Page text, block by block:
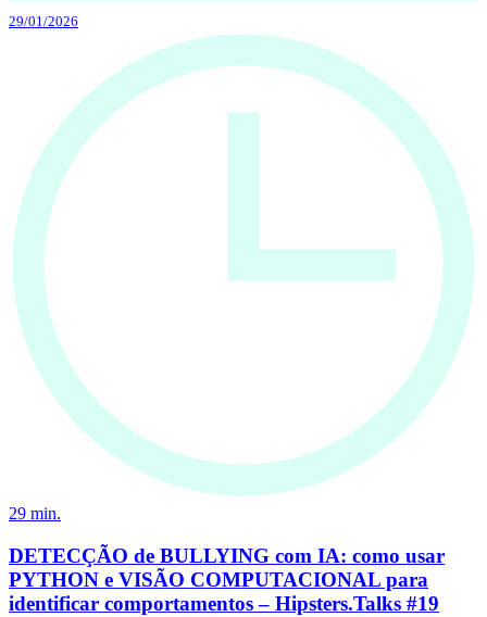
29/01/2026
29 min.
DETECÇÃO de BULLYING com IA: como usar
PYTHON e VISÃO COMPUTACIONAL para
identificar comportamentos – Hipsters.Talks #19